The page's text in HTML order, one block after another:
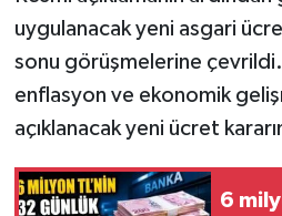
uygulanacak yeni asgari
sonu görüşmelerine
enflasyon ve ekonomik
açıklanacak yeni ücret
6